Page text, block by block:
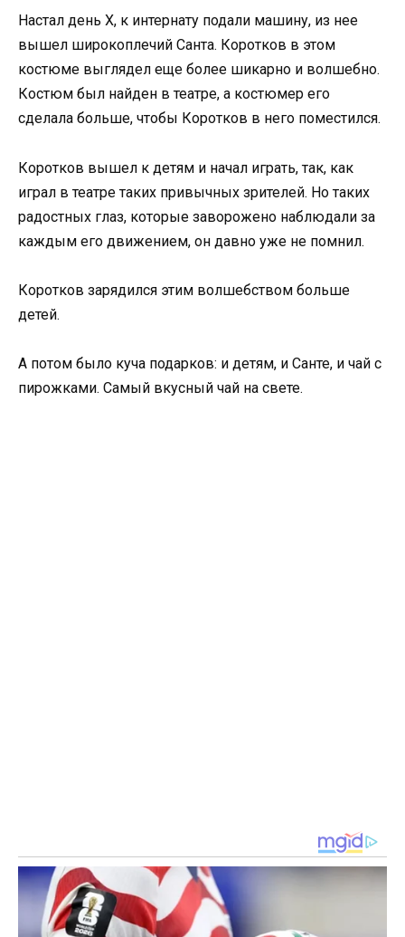
Настал день Х, к интернату подали машину, из нее
вышел широкоплечий Санта. Коротков в этом
костюме выглядел еще более шикарно и волшебно.
Костюм был найден в театре, а костюмер его
сделала больше, чтобы Коротков в него поместился.
Коротков вышел к детям и начал играть, так, как
играл в театре таких привычных зрителей. Но таких
радостных глаз, которые заворожено наблюдали за
каждым его движением, он давно уже не помнил.
Коротков зарядился этим волшебством больше
детей.
А потом было куча подарков: и детям, и Санте, и чай с
пирожками. Самый вкусный чай на свете.